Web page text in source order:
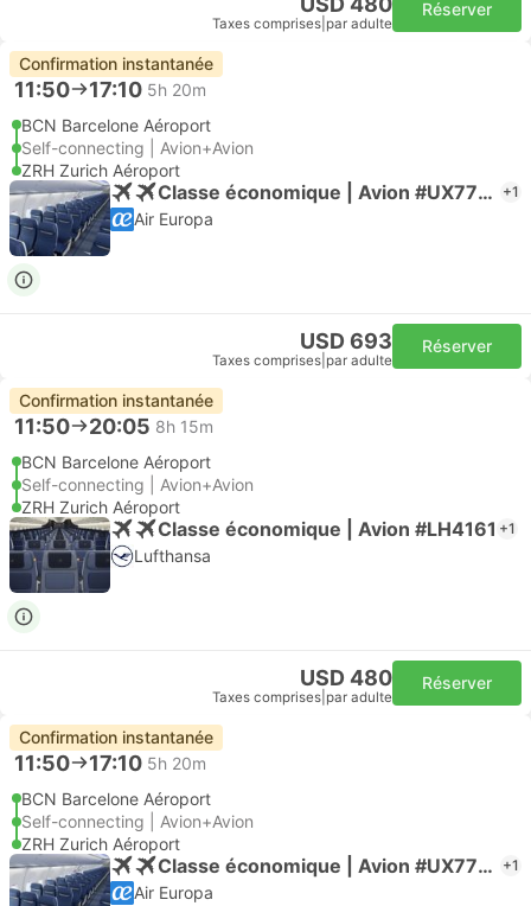
Taxes comprises par adulte
Réserver
Confirmation instantanée
11:50 17:10 5h 20m
BCN Barcelone Aéroport
Self-connecting | Avion+Avion
ZRH Zurich Aéroport
Classe économique | Avion #UX7706 +1
Air Europa
USD 693
Taxes comprises par adulte
Réserver
Confirmation instantanée
11:50 20:05 8h 15m
BCN Barcelone Aéroport
Self-connecting | Avion+Avion
ZRH Zurich Aéroport
Classe économique | Avion #LH4161 +1
Lufthansa
USD 480
Taxes comprises par adulte
Réserver
Confirmation instantanée
11:50 17:10 5h 20m
BCN Barcelone Aéroport
Self-connecting | Avion+Avion
ZRH Zurich Aéroport
Classe économique | Avion #UX7706 +1
Air Europa